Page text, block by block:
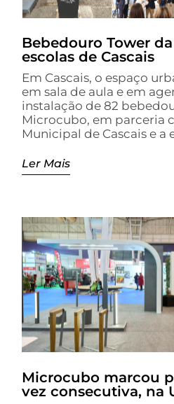
Bebedouro Tower
escolas de Cascais
Em Cascais, o espaço
em sala de aula e em
instalação de 82
Microcubo, em parceria
Municipal de Cascais e a
Ler Mais
Microcubo marcou
vez consecutiva, na